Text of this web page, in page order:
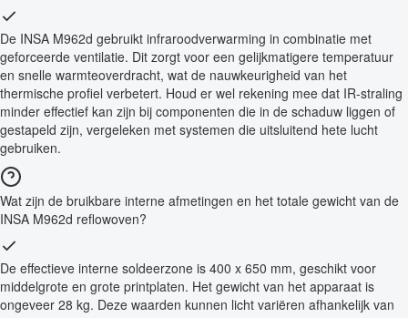
De INSA M962d gebruikt infraroodverwarming in combinatie met
geforceerde ventilatie. Dit zorgt voor een gelijkmatigere temperatuur
en snelle warmteoverdracht, wat de nauwkeurigheid van het
thermische profiel verbetert. Houd er wel rekening mee dat IR-straling
minder effectief kan zijn bij componenten die in de schaduw liggen of
gestapeld zijn, vergeleken met systemen die uitsluitend hete lucht
gebruiken.
Wat zijn de bruikbare interne afmetingen en het totale gewicht van de
INSA M962d reflowoven?
De effectieve interne soldeerzone is 400 x 650 mm, geschikt voor
middelgrote en grote printplaten. Het gewicht van het apparaat is
ongeveer 28 kg. Deze waarden kunnen licht variëren afhankelijk van